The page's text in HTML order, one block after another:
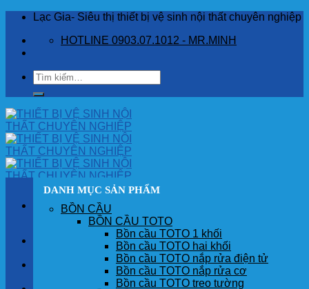
Skip
content
Lạc Gia- Siêu thị thiết bị vệ sinh nội thất chuyên nghiệp
HOTLINE 0903.07.1012 - MR.MINH
Tìm
kiếm:
DANH MỤC SẢN PHẨM
BỒN CẦU
BỒN CẦU TOTO
Bồn cầu TOTO 1 khối
Bồn cầu TOTO hai khối
Bồn cầu TOTO nắp rửa điện tử
Bồn cầu TOTO nắp rửa cơ
Bồn cầu TOTO treo tường